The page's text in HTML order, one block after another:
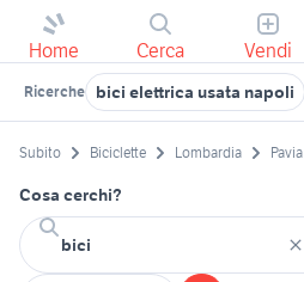
Home Cerca Vendi
Ricerche bici elettrica usata napoli
Subito Biciclette Lombardia
Cosa cerchi?